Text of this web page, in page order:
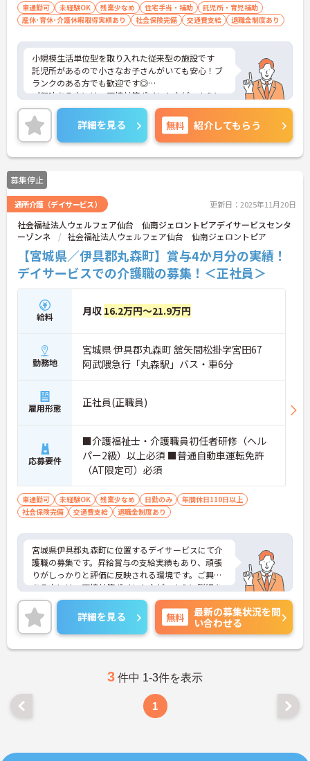
車通勤可 未経験OK 残業少なめ 住宅手当・補助
託児所・育児補助
産休･育休･介護休暇取得実績あり
社会保険完備 交通費支給 退職金制度あり
小規模生活単位型を取り入れた従来型の施設です
託児所があるので小さなお子さんがいても安心！ブ
ランクのある方でも歓迎です◎
ご興味ある方には、面接対策ポイントなど、さらに
詳細をお話しいたしますのでお気軽にご相談くださ
い！
詳細を見る 無料 紹介してもらう
募集停止
通所介護（デイサービス） 更新日：2025年11月20日
社会福祉法人ウェルフェア仙台 仙南ジェロントピアデイサービスセンタ
ーゾンネ
社会福祉法人ウェルフェア仙台 仙南ジェロントピア
【宮城県／伊具郡丸森町】賞与4か月分の実績！
デイサービスでの介護職の募集！＜正社員＞
給料 月収 16.2万円～21.9万円
勤務地
宮城県 伊具郡丸森町 舘矢間松掛字宮田67
阿武隈急行「丸森駅」バス・車6分
雇用形態 正社員(正職員)
応募要件
■介護福祉士・介護職員初任者研修（ヘル
パー2級）以上必須 ■普通自動車運転免許
（AT限定可）必須
車通勤可 未経験OK 残業少なめ 日勤のみ
年間休日110日以上
社会保険完備
交通費支給 退職金制度あり
宮城県伊具郡丸森町に位置するデイサービスにて介
護職の募集です。昇給賞与の支給実績もあり、頑張
りがしっかりと評価に反映される環境です。ご興味
ある方には、面接対策ポイントなど、さらに詳細を
お話しいたしますのでお気軽にご相談ください！
詳細を見る 無料
最新の募集状況を問
い合わせる
3 件中 1-3件を表示
1